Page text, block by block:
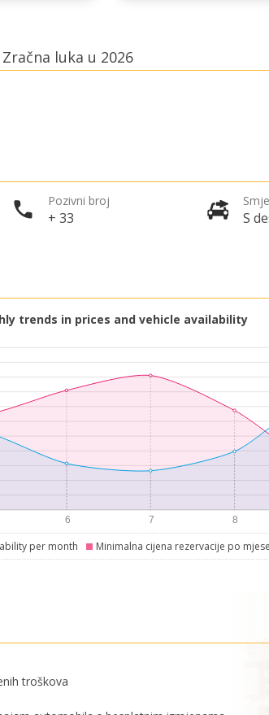
luka u 2026
Pozivni broj
+ 33 S
trends in prices and vehicle availability
per month Minimalna cijena rezervacije po
troškova